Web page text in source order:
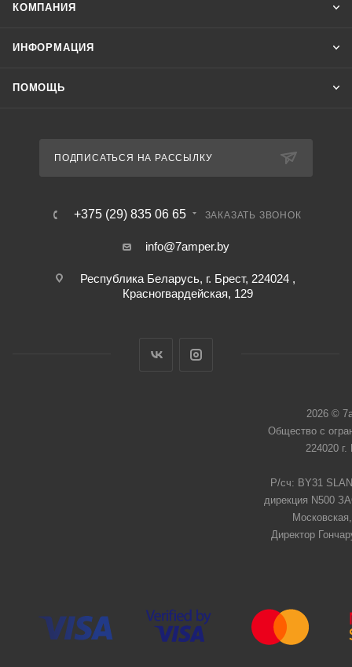
КОМПАНИЯ
ИНФОРМАЦИЯ
ПОМОЩЬ
ПОДПИСАТЬСЯ НА РАССЫЛКУ
+375 (29) 835 06 65 ЗАКАЗАТЬ ЗВОНОК
info@7amper.by
Республика Беларусь, г. Брест, 224024 ,
Красногвардейская, 129
2026 ©
Общество с
224020
Р/сч: BY31
дирекция N500
Директор